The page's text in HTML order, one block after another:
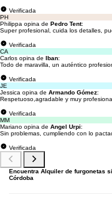
Verificada
PH
Philippa opina de Pedro Tent:
Super profesional, cuida los detalles,
Verificada
CA
Carlos opina de Iban:
Todo de maravilla, un auténtico
Verificada
JE
Jessica opina de Armando Gómez:
Respetuoso,agradable y muy
Verificada
MM
Mariano opina de Angel Urpi:
Sin problemas, cumpliendo con lo
Verificada
Encuentra Alquiler de furgonetas
Córdoba